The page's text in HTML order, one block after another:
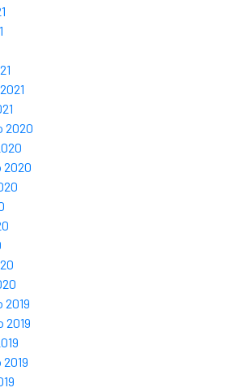
2020
2020
2019
2019